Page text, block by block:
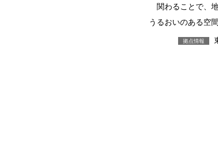
関わることで、
うるおいのある空
拠点情報